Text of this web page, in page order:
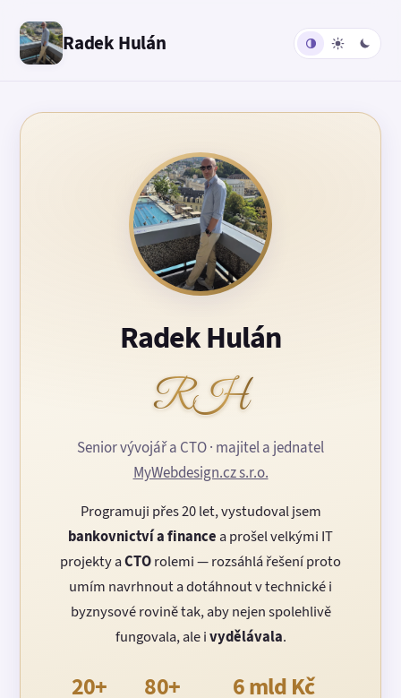
Radek Hulán
Radek Hulán
RH
Senior vývojář a CTO · majitel a jednatel
MyWebdesign.cz s.r.o.
Programuji přes 20 let, vystudoval jsem
bankovnictví a finance a prošel velkými IT
projekty aCTOrolemi — rozsáhlá řešení proto
umím navrhnout a dotáhnout v technické i
byznysové rovině tak, aby nejen spolehlivě
fungovala, ale ivydělávala.
20+ 80+ 6 mld Kč